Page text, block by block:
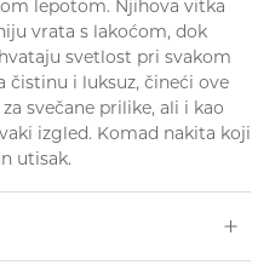
lepotom. Njihova vitka
vrata s lakoćom, dok
svetlost pri svakom
čistinu i luksuz, čineći ove
svečane prilike, ali i kao
izgled. Komad nakita koji
utisak.